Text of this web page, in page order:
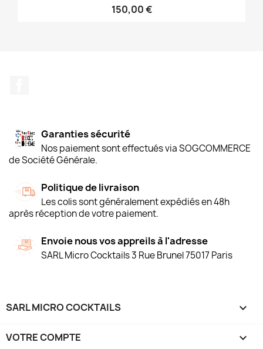
150,00 €
Garanties sécurité
Nos paiement sont effectués via SOGCOMMERCE
de Société Générale.
Politique de livraison
Les colis sont généralement expédiés en 48h
après réception de votre paiement.
Envoie nous vos appreils à l'adresse
SARL Micro Cocktails 3 Rue Brunel 75017 Paris
SARL MICRO COCKTAILS 
VOTRE COMPTE 